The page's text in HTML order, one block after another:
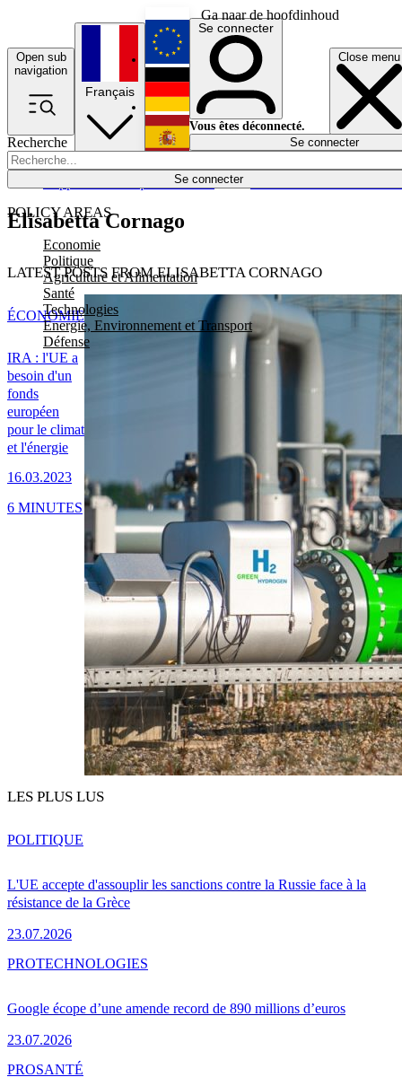
Ga naar de hoofdinhoud
Open sub
navigation
Close menu
Recherche
Se connecter
POLICY AREAS
Economie
Politique
Agriculture et Alimentation
Santé
Technologies
Energie, Environnement et Transport
Défense
Économie
Français
English
Deutsch
Español
Se connecter
Vous êtes déconnecté.
Se connecter
Elisabetta Cornago
LATEST POSTS FROM ELISABETTA CORNAGO
IRA : l'UE a
besoin d'un
fonds
européen
pour le climat
et l'énergie
16.03.2023
ÉCONOMIE
6 MINUTES
LES PLUS LUS
L'UE accepte d'assouplir les sanctions contre la Russie face à la
résistance de la Grèce
23.07.2026
POLITIQUE
Google écope d’une amende record de 890 millions d’euros
23.07.2026
PROTECHNOLOGIES
PROSANTÉ